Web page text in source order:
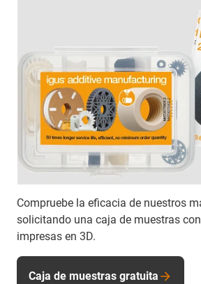
Compruebe la eficacia de nuestros
solicitando una caja de muestras
impresas en 3D.
Caja de muestras gratuita